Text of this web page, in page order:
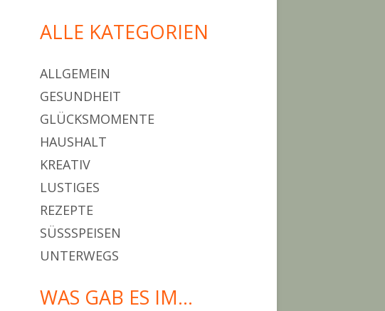
ALLE KATEGORIEN
ALLGEMEIN
GESUNDHEIT
GLÜCKSMOMENTE
HAUSHALT
KREATIV
LUSTIGES
REZEPTE
SÜSSSPEISEN
UNTERWEGS
WAS GAB ES IM…